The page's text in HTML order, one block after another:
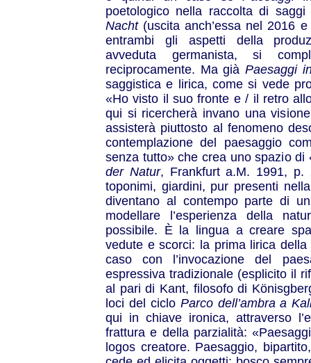
poetologico nella raccolta di
Nacht(uscita anch’essa nel 2016
entrambi gli aspetti della
avveduta germanista, si
reciprocamente. Ma già Paesaggi
saggistica e lirica, come si vede
«Ho visto il suo fronte e / il retro
qui si ricercherà invano una
assisterà piuttosto al fenomeno
contemplazione del paesaggio
senza tutto» che crea uno spazio di
der Natur, Frankfurt a.M. 1991,
toponimi, giardini, pur presenti
diventano al contempo parte di
modellare l’esperienza della
possibile. È la lingua a creare
vedute e scorci: la prima lirica
caso con l’invocazione del
espressiva tradizionale (esplicito il
al pari di Kant, filosofo di
loci del ciclo Parco dell’ambra a
qui in chiave ironica, attraverso
frattura e della parzialità:
logos creatore. Paesaggio,